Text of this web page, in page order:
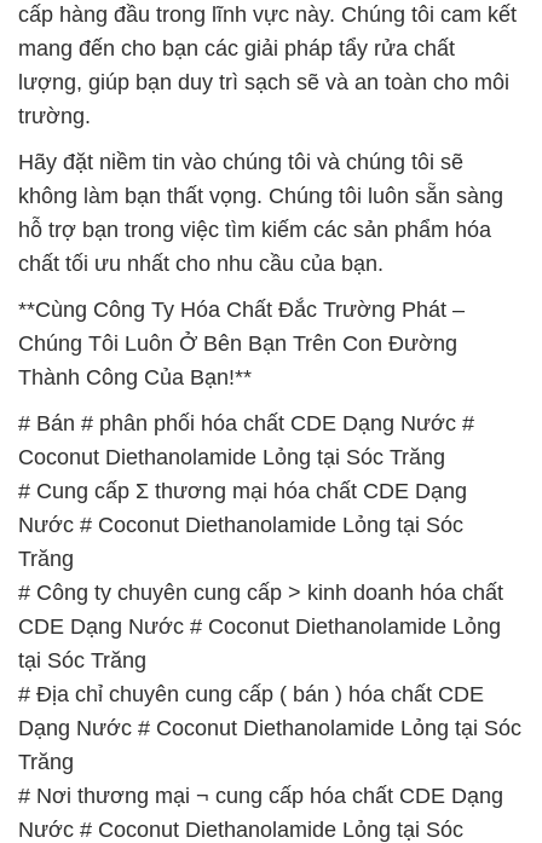
cấp hàng đầu trong lĩnh vực này. Chúng tôi cam kết
mang đến cho bạn các giải pháp tẩy rửa chất
lượng, giúp bạn duy trì sạch sẽ và an toàn cho môi
trường.
Hãy đặt niềm tin vào chúng tôi và chúng tôi sẽ
không làm bạn thất vọng. Chúng tôi luôn sẵn sàng
hỗ trợ bạn trong việc tìm kiếm các sản phẩm hóa
chất tối ưu nhất cho nhu cầu của bạn.
**Cùng Công Ty Hóa Chất Đắc Trường Phát –
Chúng Tôi Luôn Ở Bên Bạn Trên Con Đường
Thành Công Của Bạn!**
# Bán # phân phối hóa chất CDE Dạng Nước #
Coconut Diethanolamide Lỏng tại Sóc Trăng
# Cung cấp Σ thương mại hóa chất CDE Dạng
Nước # Coconut Diethanolamide Lỏng tại Sóc
Trăng
# Công ty chuyên cung cấp > kinh doanh hóa chất
CDE Dạng Nước # Coconut Diethanolamide Lỏng
tại Sóc Trăng
# Địa chỉ chuyên cung cấp ( bán ) hóa chất CDE
Dạng Nước # Coconut Diethanolamide Lỏng tại Sóc
Trăng
# Nơi thương mại ¬ cung cấp hóa chất CDE Dạng
Nước # Coconut Diethanolamide Lỏng tại Sóc